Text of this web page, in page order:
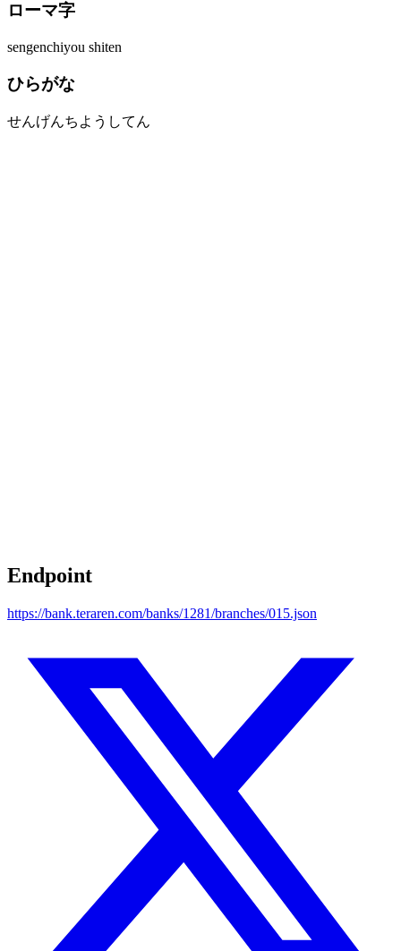
ローマ字
sengenchiyou shiten
ひらがな
せんげんちようしてん
Endpoint
https://bank.teraren.com/banks/1281/branches/015.json